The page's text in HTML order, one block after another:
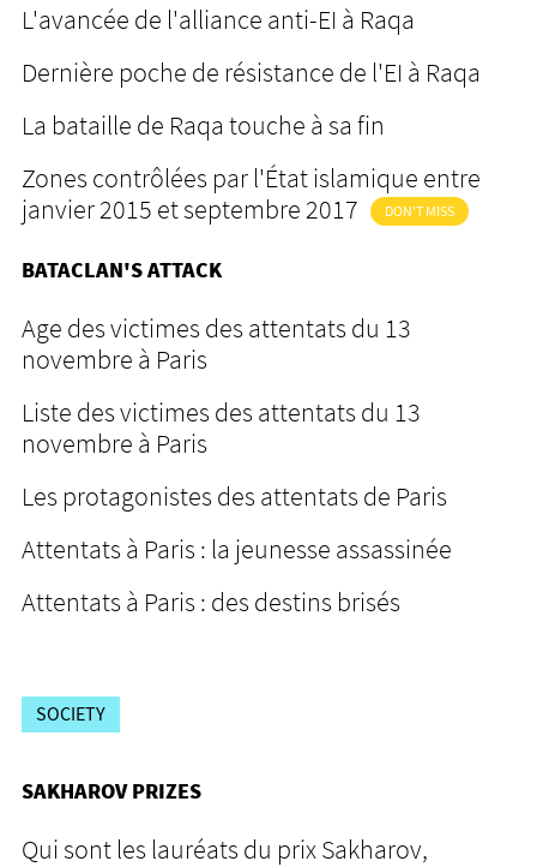
L'avancée de l'alliance anti-EI à Raqa
Dernière poche de résistance de l'EI à Raqa
La bataille de Raqa touche à sa fin
Zones contrôlées par l'État islamique entre
janvier 2015 et septembre 2017
DON'T MISS
BATACLAN'S ATTACK
Age des victimes des attentats du 13
novembre à Paris
Liste des victimes des attentats du 13
novembre à Paris
Les protagonistes des attentats de Paris
Attentats à Paris : la jeunesse assassinée
Attentats à Paris : des destins brisés
SOCIETY
SAKHAROV PRIZES
Qui sont les lauréats du prix Sakharov,